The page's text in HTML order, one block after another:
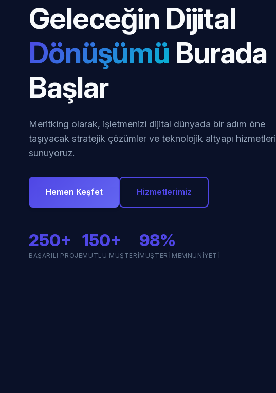
Geleceğin Dijital
Dönüşümü Burada
Başlar
Meritking olarak, işletmenizi dijital dünyada bir adım öne
taşıyacak stratejik çözümler ve teknolojik altyapı hizmetleri
sunuyoruz.
Hemen Keşfet Hizmetlerimiz
250+
BAŞARILI PROJE
150+
MUTLU MÜŞTERI
98%
MÜŞTERI MEMNUNIYETI